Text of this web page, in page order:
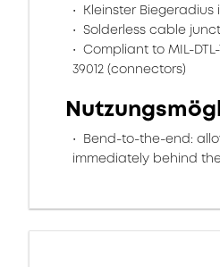
Kleinster Biegeradius
Solderless cable
Compliant to MIL-
39012 (connectors)
Bend-to-the-end:
immediately behind